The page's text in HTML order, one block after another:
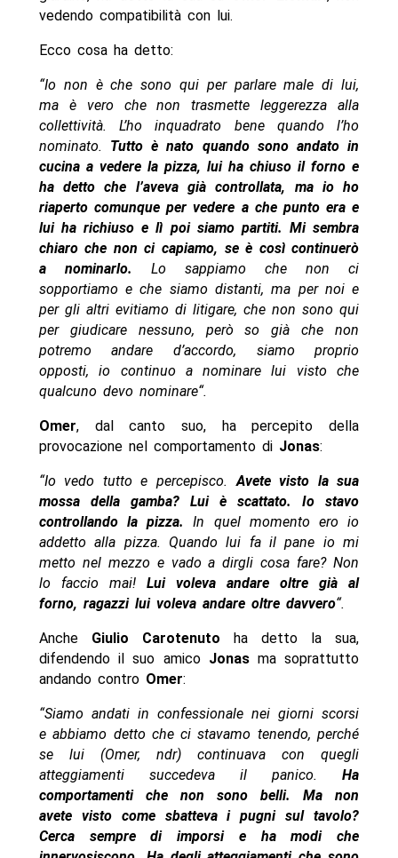
vedendo compatibilità con lui.
Ecco cosa ha detto:
“Io non è che sono qui per parlare male di lui,
ma è vero che non trasmette leggerezza alla
collettività. L’ho inquadrato bene quando l’ho
nominato. Tutto è nato quando sono andato in
cucina a vedere la pizza, lui ha chiuso il forno e
ha detto che l’aveva già controllata, ma io ho
riaperto comunque per vedere a che punto era e
lui ha richiuso e lì poi siamo partiti. Mi sembra
chiaro che non ci capiamo, se è così continuerò
a nominarlo.
Lo sappiamo che non ci
sopportiamo e che siamo distanti, ma per noi e
per gli altri evitiamo di litigare, che non sono qui
per giudicare nessuno, però so già che non
potremo andare d’accordo, siamo proprio
opposti, io continuo a nominare lui visto che
qualcuno devo nominare“.
Omer, dal canto suo, ha percepito della
provocazione nel comportamento di Jonas:
“Io vedo tutto e percepisco. Avete visto la sua
mossa della gamba? Lui è scattato. Io stavo
controllando la pizza.In quel momento ero io
addetto alla pizza. Quando lui fa il pane io mi
metto nel mezzo e vado a dirgli cosa fare? Non
lo faccio mai! Lui voleva andare oltre già al
forno, ragazzi lui voleva andare oltre davvero“.
Anche Giulio Carotenutoha detto la sua,
difendendo il suo amico Jonasma soprattutto
andando contro Omer:
“Siamo andati in confessionale nei giorni scorsi
e abbiamo detto che ci stavamo tenendo, perché
se lui (Omer, ndr) continuava con quegli
atteggiamenti succedeva il panico.Ha
comportamenti che non sono belli. Ma non
avete visto come sbatteva i pugni sul tavolo?
Cerca sempre di imporsi e ha modi che